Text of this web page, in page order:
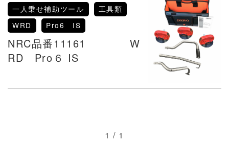
一人乗せ補助ツール
工具類
WRD
Pro6 IS
NRC品番11161 W
RD Pro６ IS
1 / 1